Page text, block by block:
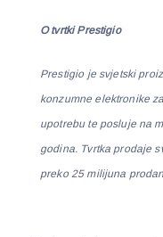
O tvrtki Prestigio
Prestigio je svjetski
konzumne elektronike
upotrebu te posluje na
godina. Tvrtka prodaje
preko 25 milijuna